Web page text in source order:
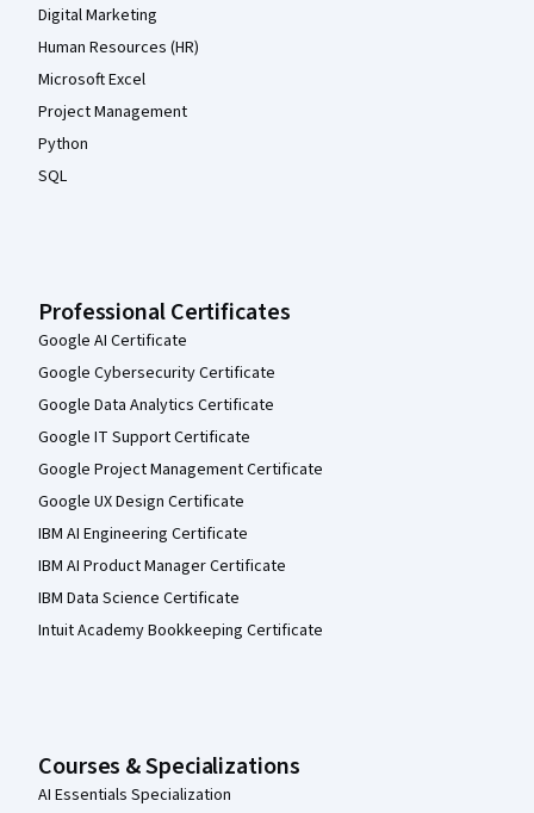
Digital Marketing
Human Resources (HR)
Microsoft Excel
Project Management
Python
SQL
Professional Certificates
Google AI Certificate
Google Cybersecurity Certificate
Google Data Analytics Certificate
Google IT Support Certificate
Google Project Management Certificate
Google UX Design Certificate
IBM AI Engineering Certificate
IBM AI Product Manager Certificate
IBM Data Science Certificate
Intuit Academy Bookkeeping Certificate
Courses & Specializations
AI Essentials Specialization